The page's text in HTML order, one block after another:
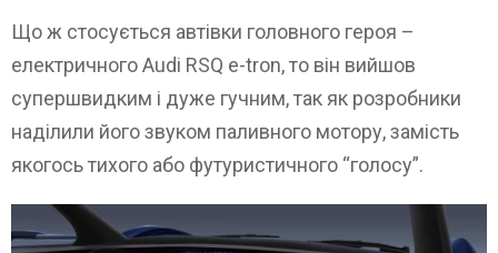
Що ж стосується автівки головного героя –
електричного Audi RSQ e-tron, то він вийшов
супершвидким і дуже гучним, так як розробники
наділили його звуком паливного мотору, замість
якогось тихого або футуристичного “голосу”.